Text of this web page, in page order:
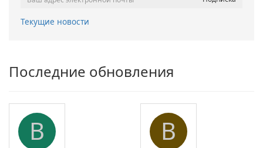
Текущие новости
Последние обновления
B B